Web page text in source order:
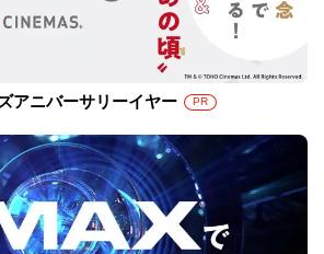
アニバーサリーイヤー PR